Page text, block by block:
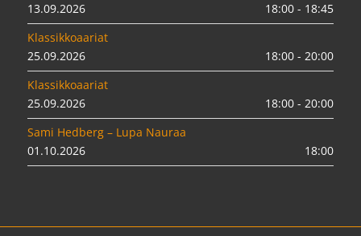
13.09.2026
18:00 - 18:45
Klassikkoaariat
25.09.2026
18:00 - 20:00
Klassikkoaariat
25.09.2026
18:00 - 20:00
Sami Hedberg – Lupa Nauraa
01.10.2026
18:00